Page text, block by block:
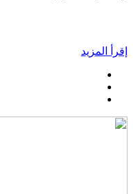
إقرأ المزيد